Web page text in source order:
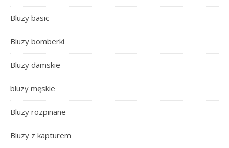
Bluzy basic
Bluzy bomberki
Bluzy damskie
bluzy męskie
Bluzy rozpinane
Bluzy z kapturem